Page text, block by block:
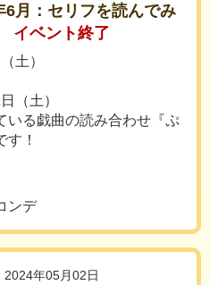
6月：セリフを読んでみ
イベント終了
土）
（土）
る戯曲の読み合わせ『ぷ
！
ンデ
2024年05月02日